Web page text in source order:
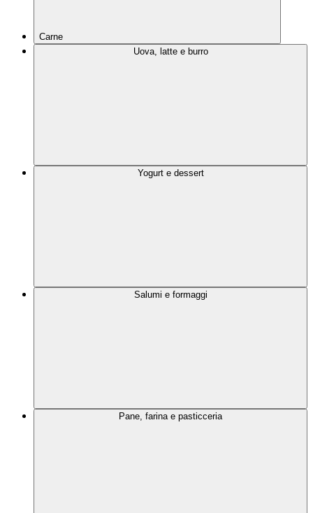
Carne
Uova, latte e burro
Yogurt e dessert
Salumi e formaggi
Pane, farina e pasticceria